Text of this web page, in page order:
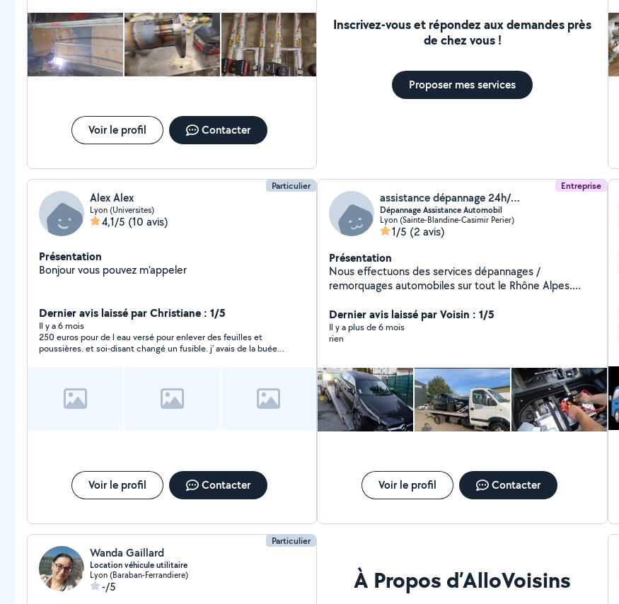
Voir le profil Contacter
Inscrivez-vous et répondez aux demandes près
de chez vous !
Proposer mes services
Particulier
Alex Alex
Lyon (Universites)
4,1/5 (10 avis)
Présentation
Bonjour vous pouvez m'appeler
Dernier avis laissé par Christiane : 1/5
Il y a 6 mois
250 euros pour de l eau versé pour enlever des feuilles et
poussières. et soi-disant changé un fusible. j' avais de la buée
Voir le profil Contacter
Entreprise
assistance dépannage 24h/24
Dépannage Assistance Automobil
Lyon (Sainte-Blandine-Casimir Perier)
1/5 (2 avis)
Présentation
Nous effectuons des services dépannages /
remorquages automobiles sur tout le Rhône Alpes.
Redémarrage votre véhicule suite a une panne de
batterie ou un survoltage . Remplacement de roue de
secours . Panne moteur ! Diagnostic . Transport de
Remorquage véhicule sans clé Remorquage véhicule
Frein Bloqué Remorquage Boite a vitesse Bloqué
Dépannage sur place avant remorquage . Nous vous
conseillons ou emmené votre véhicule soit a votre
garage soit nous vous trouvons un garage adapté à vos
Dernier avis laissé par Voisin : 1/5
Il y a plus de 6 mois
rien
Voir le profil Contacter
Particulier
Wanda Gaillard
Location véhicule utilitaire
Lyon (Baraban-Ferrandiere)
-/5 À Propos d’AlloVoisins